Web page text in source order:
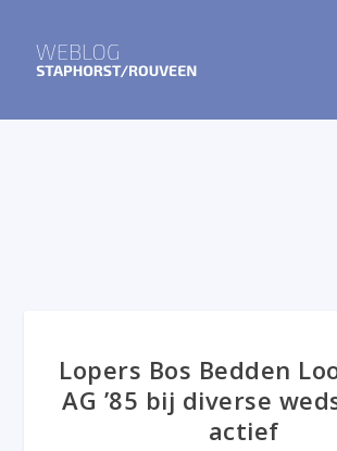
Lopers Bos Bedden
AG ’85 bij diverse
actief